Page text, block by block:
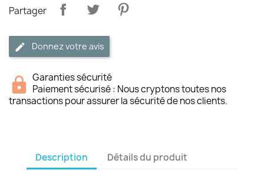
Partager
Donnez votre avis
Garanties sécurité
Paiement sécurisé : Nous cryptons toutes nos
transactions pour assurer la sécurité de nos clients.
Description Détails du produit